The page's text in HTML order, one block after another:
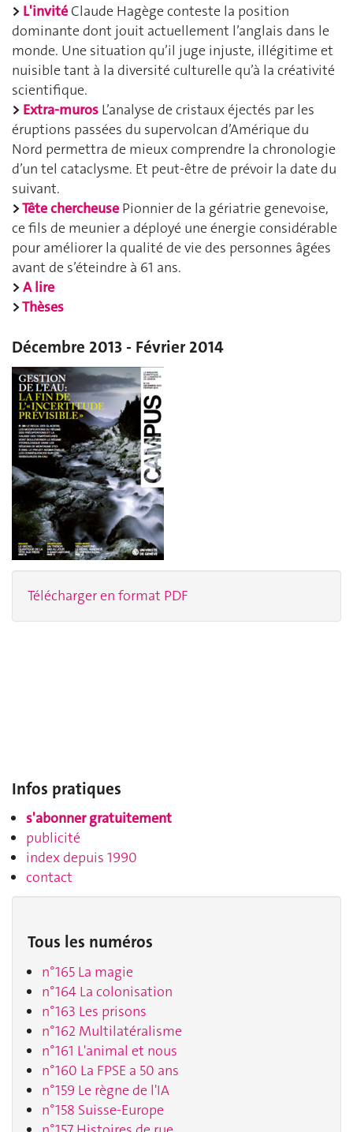
> L'invité Claude Hagège conteste la position
dominante dont jouit actuellement l’anglais dans le
monde. Une situation qu’il juge injuste, illégitime et
nuisible tant à la diversité culturelle qu’à la créativité
scientifique.
> Extra-muros L’analyse de cristaux éjectés par les
éruptions passées du supervolcan d’Amérique du
Nord permettra de mieux comprendre la chronologie
d’un tel cataclysme. Et peut-être de prévoir la date du
suivant.
>Tête chercheuse Pionnier de la gériatrie genevoise,
ce fils de meunier a déployé une énergie considérable
pour améliorer la qualité de vie des personnes âgées
avant de s’éteindre à 61 ans.
>A lire
>Thèses
Décembre 2013 - Février 2014
Télécharger en format PDF
Infos pratiques
s'abonner gratuitement
publicité
index depuis 1990
contact
Tous les numéros
n°165 La magie
n°164 La colonisation
n°163 Les prisons
n°162 Multilatéralisme
n°161 L'animal et nous
n°160 La FPSE a 50 ans
n°159 Le règne de l'IA
n°158 Suisse-Europe